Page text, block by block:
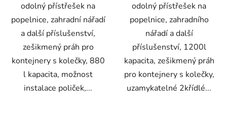
odolný přístřešek na
popelnice, zahradní nářadí
a další příslušenství,
zešikmený práh pro
kontejnery s kolečky, 880
l kapacita, možnost
instalace poliček,...
odolný přístřešek na
popelnice, zahradního
nářadí a další
příslušenství, 1200l
kapacita, zešikmený práh
pro kontejnery s kolečky,
uzamykatelné 2křídlé...